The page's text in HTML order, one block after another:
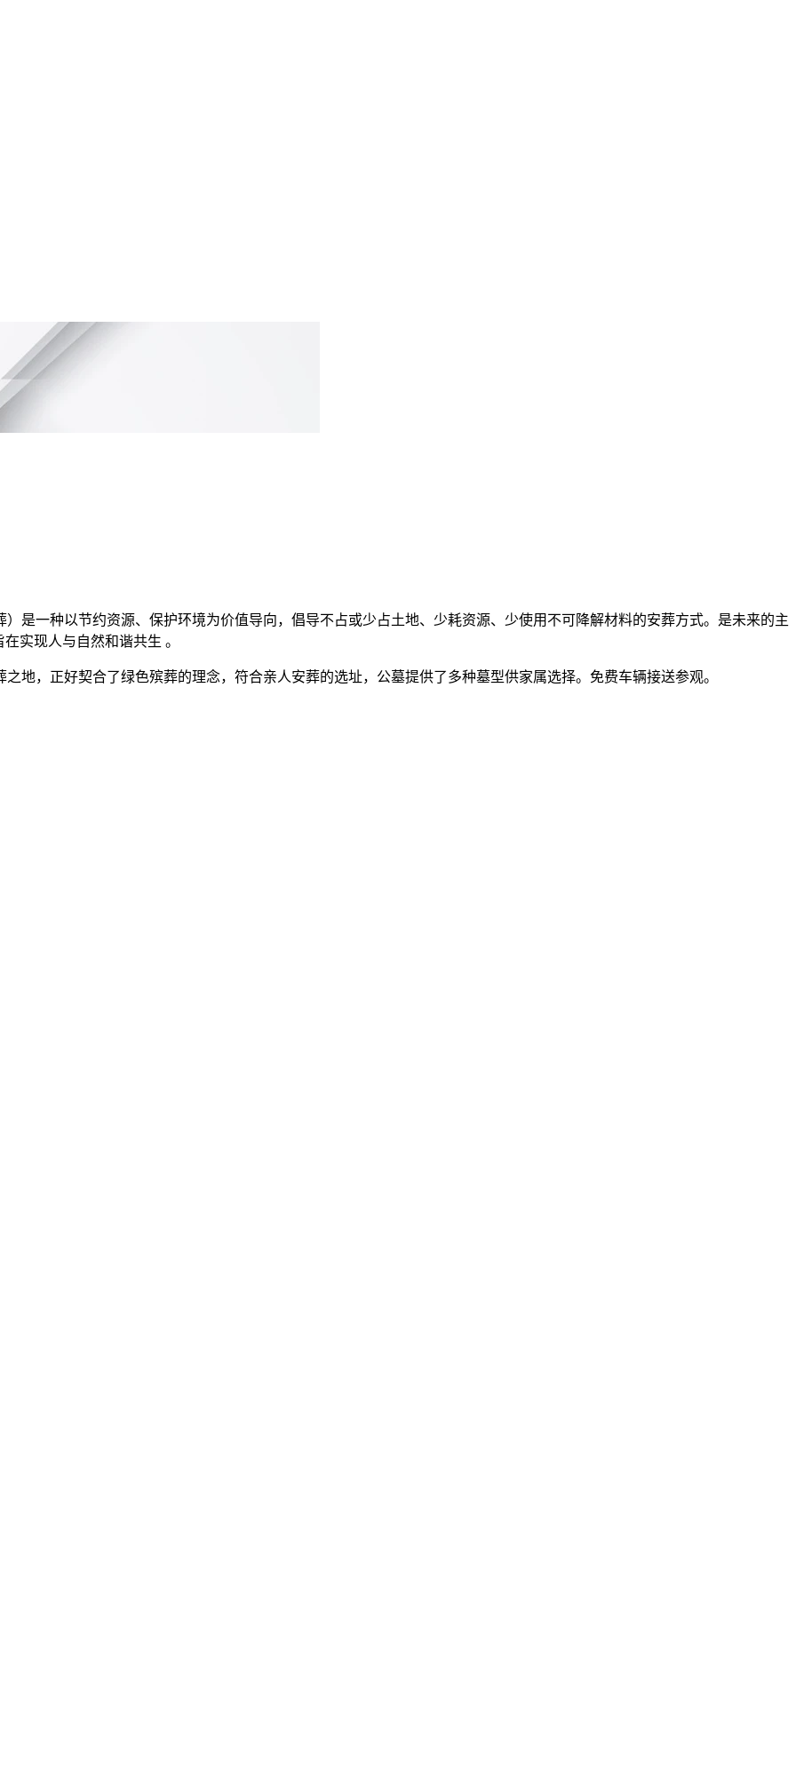
是一种以节约资源、保护环境为价值导向，倡导不占或少占土地、少耗资源、少使用不可降解材料的安葬方式。是未来的主
实现人与自然和谐共生 。‌
地，正好契合了绿色殡葬的理念，符合亲人安葬的选址，公墓提供了多种墓型供家属选择。免费车辆接送参观。